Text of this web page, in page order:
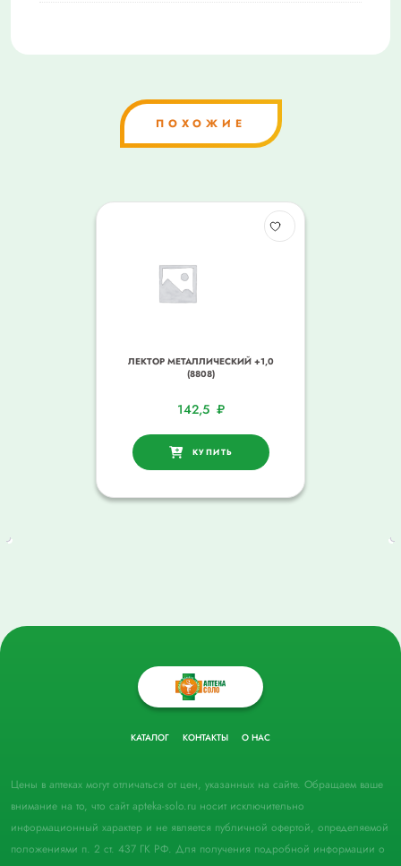
ПОХОЖИЕ
ЛЕКТОР МЕТАЛЛИЧЕСКИЙ +1,0
(8808)
142,5 ₽
КУПИТЬ
КАТАЛОГ КОНТАКТЫ О НАС
Цены в аптеках могут отличаться от цен, указанных на сайте. Обращаем ваше
внимание на то, что сайт apteka-solo.ru носит исключительно
информационный характер и не является публичной офертой, определяемой
положениями п. 2 ст. 437 ГК РФ. Для получения подробной информации о